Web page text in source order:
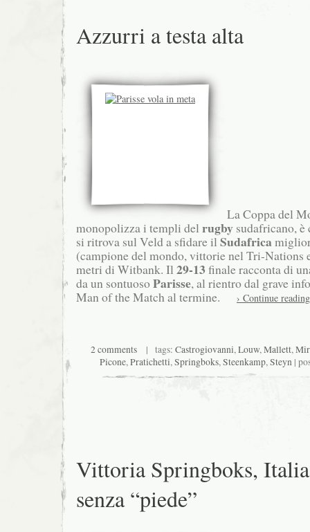
Azzurri a testa alta
La Coppa del
monopolizza i templi del rugby sudafricano, è
si ritrova sul Veld a sfidare il Sudafrica
(campione del mondo, vittorie nel Tri-Nations
metri di Witbank. Il 29-13 finale racconta di
da un sontuoso Parisse, al rientro dal grave
Man of the Match al termine.
› Continue reading
2 comments| tags: Castrogiovanni,Louw,Mallett,
Picone,Pratichetti,Springboks,Steenkamp,Steyn |
Vittoria Springboks, Italia
senza “piede”